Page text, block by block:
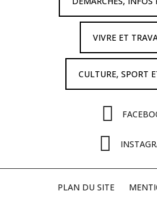
VIVRE ET
CULTURE, SPORT
PLAN DU SITE